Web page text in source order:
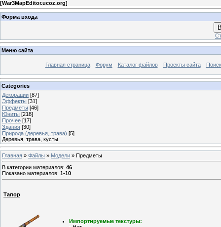
[War3MapEditor.ucoz.org]
Форма входа
Меню сайта
Главная страница Форум Каталог файлов Проекты сайта
Categories
Декорации [87]
Эффекты [31]
Предметы [46]
Юниты [218]
Прочее [17]
Здания [30]
Природа (деревья, трава) [5]
Деревья, трава, кусты.
Главная » Файлы » Модели » Предметы
В категории материалов: 46
Показано материалов: 1-10
Тапор
Импортируемые текстуры: